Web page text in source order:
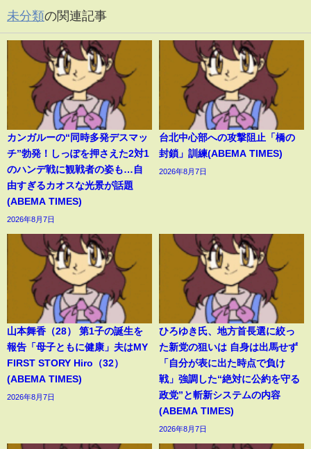
未分類の関連記事
カンガルーの“同時多発デスマッ
チ”勃発！しっぽを押さえた2対1
のハンデ戦に観戦者の姿も…自
由すぎるカオスな光景が話題
(ABEMA TIMES)
2026年8月7日
台北中心部への攻撃阻止「橋の
封鎖」訓練(ABEMA TIMES)
2026年8月7日
山本舞香（28） 第1子の誕生を
報告「母子ともに健康」夫はMY
FIRST STORY Hiro（32）
(ABEMA TIMES)
2026年8月7日
ひろゆき氏、地方首長選に絞っ
た新党の狙いは 自身は出馬せず
「自分が表に出た時点で負け
戦」強調した“絶対に公約を守る
政党”と斬新システムの内容
(ABEMA TIMES)
2026年8月7日